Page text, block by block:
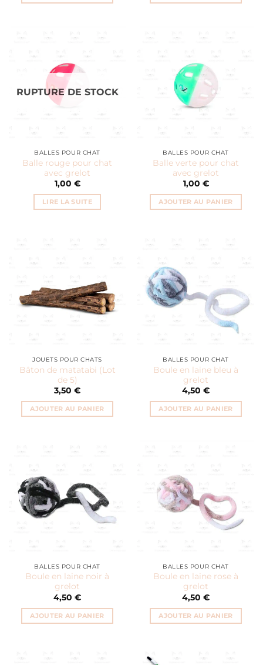
RUPTURE DE STOCK
BALLES POUR CHAT
Balle rouge pour chat
avec grelot
1,00 €
LIRE LA SUITE
BALLES POUR CHAT
Balle verte pour chat
avec grelot
1,00 €
AJOUTER AU PANIER
JOUETS POUR CHATS
Bâton de matatabi (Lot
de 5)
3,50 €
AJOUTER AU PANIER
BALLES POUR CHAT
Boule en laine bleu à
grelot
4,50 €
AJOUTER AU PANIER
BALLES POUR CHAT
Boule en laine noir à
grelot
4,50 €
AJOUTER AU PANIER
BALLES POUR CHAT
Boule en laine rose à
grelot
4,50 €
AJOUTER AU PANIER